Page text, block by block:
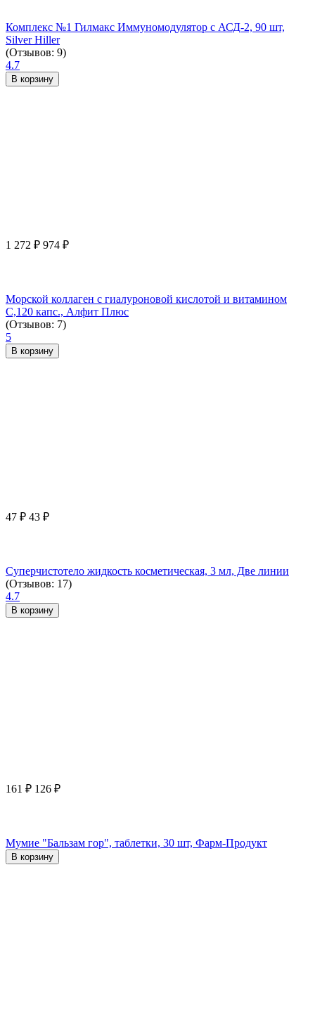
Комплекс №1 Гилмакс Иммуномодулятор с АСД-2, 90 шт,
Silver Hiller
(Отзывов: 9)
4.7
В корзину
1 272 ₽ 974 ₽
Морской коллаген с гиалуроновой кислотой и витамином
С,120 капс., Алфит Плюс
(Отзывов: 7)
5
В корзину
47 ₽ 43 ₽
Суперчистотело жидкость косметическая, 3 мл, Две линии
(Отзывов: 17)
4.7
В корзину
161 ₽ 126 ₽
Мумие "Бальзам гор", таблетки, 30 шт, Фарм-Продукт
В корзину